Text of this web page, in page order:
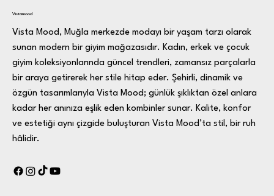
Vistamood
Vista Mood, Muğla merkezde modayı bir yaşam tarzı olarak
sunan modern bir giyim mağazasıdır. Kadın, erkek ve çocuk
giyim koleksiyonlarında güncel trendleri, zamansız parçalarla
bir araya getirerek her stile hitap eder. Şehirli, dinamik ve
özgün tasarımlarıyla Vista Mood; günlük şıklıktan özel anlara
kadar her anınıza eşlik eden kombinler sunar. Kalite, konfor
ve estetiği aynı çizgide buluşturan Vista Mood’ta stil, bir ruh
hâlidir.